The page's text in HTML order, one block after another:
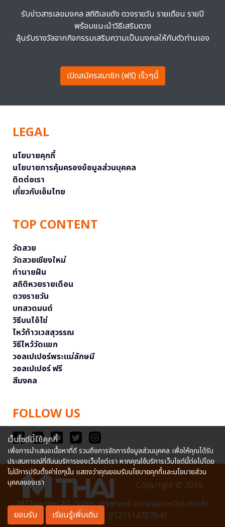
รับข่าวสารเลขมงคล สถิติเลขดัง ดวงรายวัน รายเดือน รายปี
พร้อมแนะนำวิธีเสริมดวง
ลุ้นรับรางวัลจากกิจกรรมเสริมความเป็นมงคลให้กับตัวท่านเอง
เปิดสมัครสมาชิก (ฟรี) เร็วๆนี้
LEGAL
นโยบายคุกกี้
นโยบายการคุ้มครองข้อมูลส่วนบุคคล
ติดต่อเรา
เกี่ยวกับเอ็มไทย
TOP CONTENT
วัดสวย
วัดสวยเชียงใหม่
ทำนายฝัน
สถิติหวยรายเดือน
ดวงรายวัน
บทสวดมนต์
วิธีบนไอ้ไข่
ไหว้ท้าวเวสสุวรรณ
วิธีไหว้วัดแขก
วอลเปเปอร์พระแม่ลักษมี
วอลเปเปอร์ ฟรี
สีมงคล
FOLLOW US
Copyright © 2016
MThai.com All rights reserved. หมายเลขทะเบียนการค้า
อิเล็กทรอนิกส์ : 0127114707040
เว็บไซต์นี้ใช้คุกกี้
เพื่อการนำเสนอเนื้อหาที่ดี รวมถึงการจัดการข้อมูลส่วนบุคคล เพื่อให้คุณได้รับ
ประสบการณ์ที่ดีบนบริการของเว็บไซต์เรา หากคุณใช้บริการเว็บไซต์นี้ต่อไปโดย
ไม่มีการปรับตั้งค่าใดๆนั้น แสดงว่าคุณยอมรับนโยบายคุกกี้และนโยบายส่วน
บุคคลของเรา
ยอมรับ เรียนรู้เพิ่มเติม